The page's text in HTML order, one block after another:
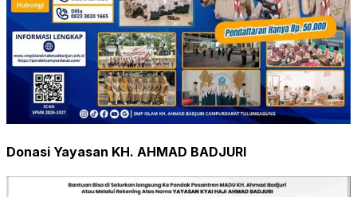
Donasi Yayasan KH. AHMAD BADJURI